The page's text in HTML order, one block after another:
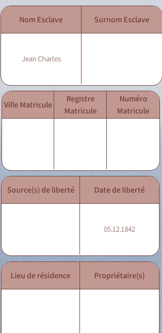
Nom Esclave Surnom Esclave
Jean Charles
Ville Matricule
Registre
Matricule
Numéro
Matricule
Source(s) de liberté Date de liberté
05.12.1842
Lieu de résidence Propriétaire(s)